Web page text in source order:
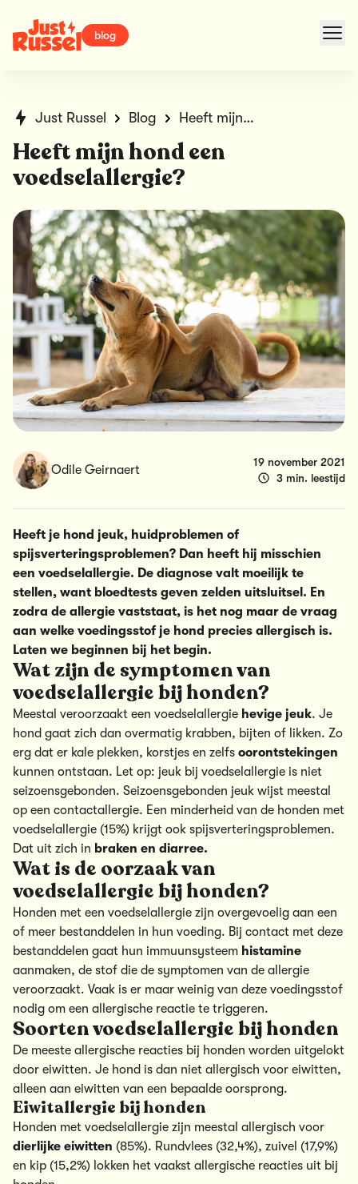
blog
Just Russel Blog Heeft mijn hond een voedselallergie?
Heeft mijn hond een
voedselallergie?
Odile Geirnaert
19 november 2021
3 min. leestijd
Heeft je hond jeuk, huidproblemen of
spijsverteringsproblemen? Dan heeft hij misschien
een voedselallergie. De diagnose valt moeilijk te
stellen, want bloedtests geven zelden uitsluitsel. En
zodra de allergie vaststaat, is het nog maar de vraag
aan welke voedingsstof je hond precies allergisch is.
Laten we beginnen bij het begin.
Wat zijn de symptomen van
voedselallergie bij honden?
Meestal veroorzaakt een voedselallergie hevige jeuk. Je
hond gaat zich dan overmatig krabben, bijten of likken. Zo
erg dat er kale plekken, korstjes en zelfs oorontstekingen
kunnen ontstaan. Let op: jeuk bij voedselallergie is niet
seizoensgebonden. Seizoensgebonden jeuk wijst meestal
op een contactallergie. Een minderheid van de honden met
voedselallergie (15%) krijgt ook spijsverteringsproblemen.
Dat uit zich in braken en diarree.
Wat is de oorzaak van
voedselallergie bij honden?
Honden met een voedselallergie zijn overgevoelig aan een
of meer bestanddelen in hun voeding. Bij contact met deze
bestanddelen gaat hun immuunsysteem histamine
aanmaken, de stof die de symptomen van de allergie
veroorzaakt. Vaak is er maar weinig van deze voedingsstof
nodig om een allergische reactie te triggeren.
Soorten voedselallergie bij honden
De meeste allergische reacties bij honden worden uitgelokt
door eiwitten. Je hond is dan niet allergisch voor eiwitten,
alleen aan eiwitten van een bepaalde oorsprong.
Eiwitallergie bij honden
Honden met voedselallergie zijn meestal allergisch voor
dierlijke eiwitten (85%). Rundvlees (32,4%), zuivel (17,9%)
en kip (15,2%) lokken het vaakst allergische reacties uit bij